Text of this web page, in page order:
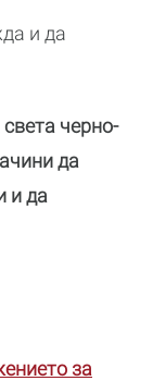
и да
черно-
да
и да
за